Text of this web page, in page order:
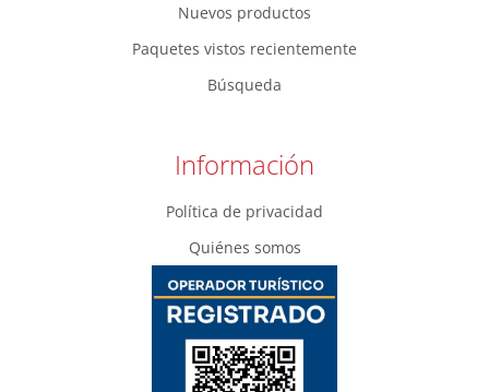
Nuevos productos
Paquetes vistos recientemente
Búsqueda
Información
Política de privacidad
Quiénes somos